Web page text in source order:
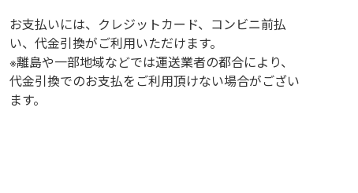
お⽀払いには、クレジットカード、コンビニ前払
い、代金引換がご利用いただけます。
※離島や一部地域などでは運送業者の都合により、
代金引換でのお支払をご利用頂けない場合がござい
ます。